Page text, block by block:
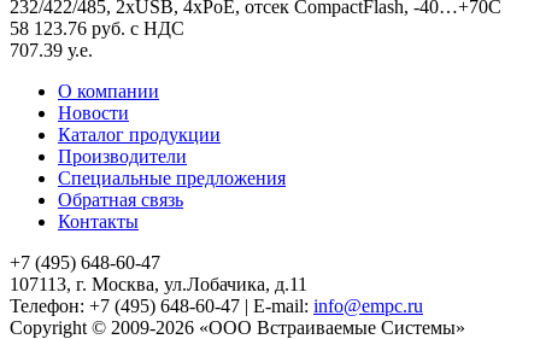
232/422/485, 2xUSB, 4xPoE, отсек CompactFlash, -40…+70C
58 123.76 руб. с НДС
707.39 у.е.
О компании
Новости
Каталог продукции
Производители
Специальные предложения
Обратная связь
Контакты
+7 (495) 648-60-47
107113, г. Москва, ул.Лобачика, д.11
Телефон: +7 (495) 648-60-47 | E-mail: info@empc.ru
Copyright © 2009-2026 «ООО Встраиваемые Системы»